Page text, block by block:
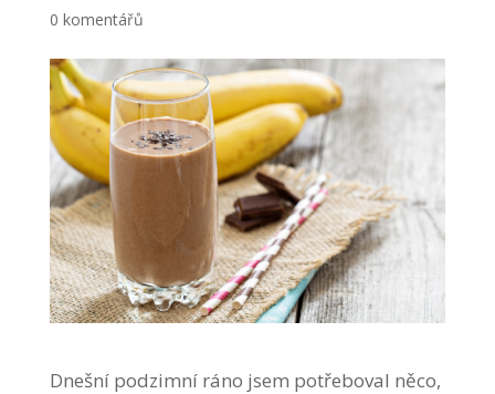
0 komentářů
Dnešní podzimní ráno jsem potřeboval něco,